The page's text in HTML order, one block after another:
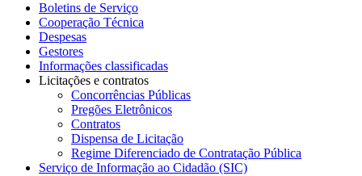
Boletins de Serviço
Cooperação Técnica
Despesas
Gestores
Informações classificadas
Licitações e contratos
Concorrências Públicas
Pregões Eletrônicos
Contratos
Dispensa de Licitação
Regime Diferenciado de Contratação Pública
Serviço de Informação ao Cidadão (SIC)